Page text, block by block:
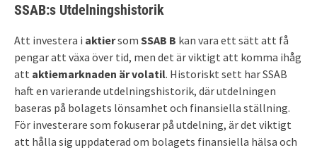
SSAB:s Utdelningshistorik
Att investera i aktiersom SSAB B kan vara ett sätt att få
pengar att växa över tid, men det är viktigt att komma ihåg
att aktiemarknaden är volatil. Historiskt sett har SSAB
haft en varierande utdelningshistorik, där utdelningen
baseras på bolagets lönsamhet och finansiella ställning.
För investerare som fokuserar på utdelning, är det viktigt
att hålla sig uppdaterad om bolagets finansiella hälsa och